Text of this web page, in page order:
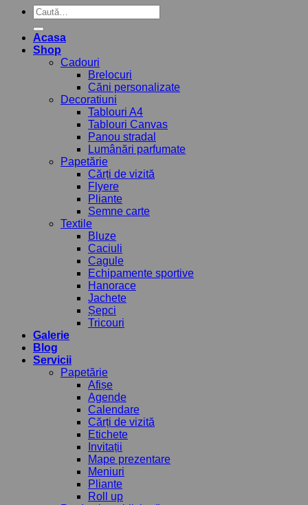
Caută
după:
Acasa
Shop
Cadouri
Brelocuri
Căni personalizate
Decoratiuni
Tablouri A4
Tablouri Canvas
Panou stradal
Lumânări parfumate
Papetărie
Cărți de vizită
Flyere
Pliante
Semne carte
Textile
Bluze
Caciuli
Cagule
Echipamente sportive
Hanorace
Jachete
Șepci
Tricouri
Galerie
Blog
Servicii
Papetărie
Afișe
Agende
Calendare
Cărți de vizită
Etichete
Invitații
Mape prezentare
Meniuri
Pliante
Roll up